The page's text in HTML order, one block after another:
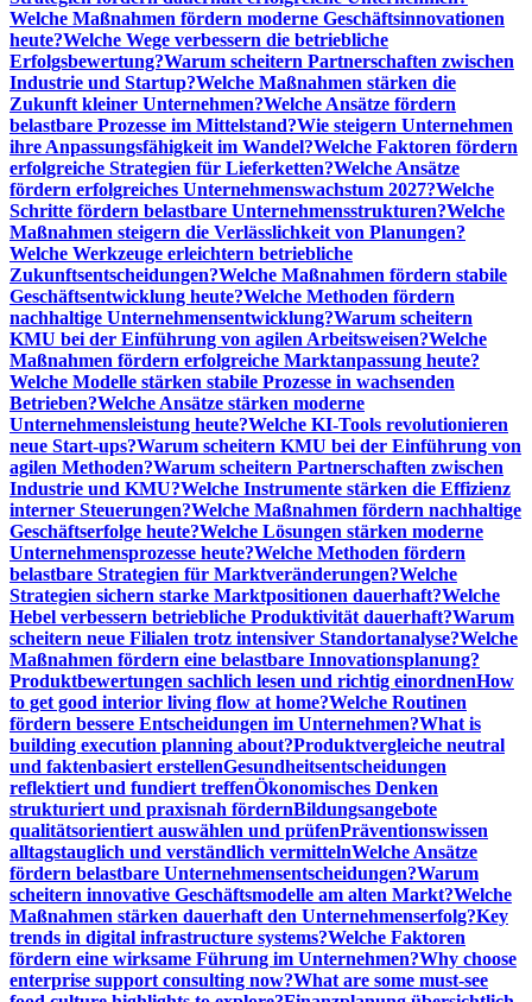
Welche Maßnahmen fördern moderne Geschäftsinnovationen
heute?Welche Wege verbessern die betriebliche
Erfolgsbewertung?Warum scheitern Partnerschaften zwischen
Industrie und Startup?Welche Maßnahmen stärken die
Zukunft kleiner Unternehmen?Welche Ansätze fördern
belastbare Prozesse im Mittelstand?Wie steigern Unternehmen
ihre Anpassungsfähigkeit im Wandel?Welche Faktoren fördern
erfolgreiche Strategien für Lieferketten?Welche Ansätze
fördern erfolgreiches Unternehmenswachstum 2027?Welche
Schritte fördern belastbare Unternehmensstrukturen?Welche
Maßnahmen steigern die Verlässlichkeit von Planungen?
Welche Werkzeuge erleichtern betriebliche
Zukunftsentscheidungen?Welche Maßnahmen fördern stabile
Geschäftsentwicklung heute?Welche Methoden fördern
nachhaltige Unternehmensentwicklung?Warum scheitern
KMU bei der Einführung von agilen Arbeitsweisen?Welche
Maßnahmen fördern erfolgreiche Marktanpassung heute?
Welche Modelle stärken stabile Prozesse in wachsenden
Betrieben?Welche Ansätze stärken moderne
Unternehmensleistung heute?Welche KI-Tools revolutionieren
neue Start-ups?Warum scheitern KMU bei der Einführung von
agilen Methoden?Warum scheitern Partnerschaften zwischen
Industrie und KMU?Welche Instrumente stärken die Effizienz
interner Steuerungen?Welche Maßnahmen fördern nachhaltige
Geschäftserfolge heute?Welche Lösungen stärken moderne
Unternehmensprozesse heute?Welche Methoden fördern
belastbare Strategien für Marktveränderungen?Welche
Strategien sichern starke Marktpositionen dauerhaft?Welche
Hebel verbessern betriebliche Produktivität dauerhaft?Warum
scheitern neue Filialen trotz intensiver Standortanalyse?Welche
Maßnahmen fördern eine belastbare Innovationsplanung?
Produktbewertungen sachlich lesen und richtig einordnenHow
to get good interior living flow at home?Welche Routinen
fördern bessere Entscheidungen im Unternehmen?What is
building execution planning about?Produktvergleiche neutral
und faktenbasiert erstellenGesundheitsentscheidungen
reflektiert und fundiert treffenÖkonomisches Denken
strukturiert und praxisnah fördernBildungsangebote
qualitätsorientiert auswählen und prüfenPräventionswissen
alltagstauglich und verständlich vermittelnWelche Ansätze
fördern belastbare Unternehmensentscheidungen?Warum
scheitern innovative Geschäftsmodelle am alten Markt?Welche
Maßnahmen stärken dauerhaft den Unternehmenserfolg?Key
trends in digital infrastructure systems?Welche Faktoren
fördern eine wirksame Führung im Unternehmen?Why choose
enterprise support consulting now?What are some must-see